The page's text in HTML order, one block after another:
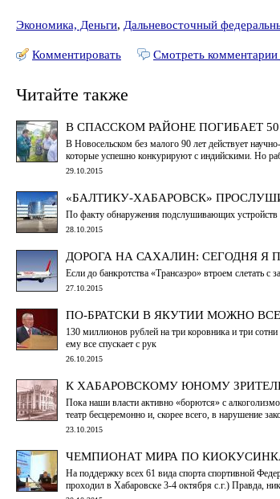
Экономика, Деньги, Дальневосточный
Комментировать Смотреть
Читайте также
В СПАССКОМ РАЙОНЕ ПОГИБАЕТ
В Новосельском без малого 90 лет действует
которые успешно конкурируют с индийскими. Но
29.10.2015
«БАЛТИКУ-ХАБАРОВСК»
По факту обнаружения подслушивающих
28.10.2015
ДОРОГА НА САХАЛИН: СЕГОДНЯ Я
Если до банкротства «Трансаэро» втроем слетать
27.10.2015
ПО-БРАТСКИ В ЯКУТИИ МОЖНО
130 миллионов рублей на три коровника и три
ему все спускает с рук
26.10.2015
К ХАБАРОВСКОМУ ЮНОМУ
Пока наши власти активно «борются» с
театр бесцеремонно и, скорее всего, в нарушение
23.10.2015
ЧЕМПИОНАТ МИРА ПО
На поддержку всех 61 вида спорта спортивной
проходил в Хабаровске 3-4 октября с.г.) Правда,